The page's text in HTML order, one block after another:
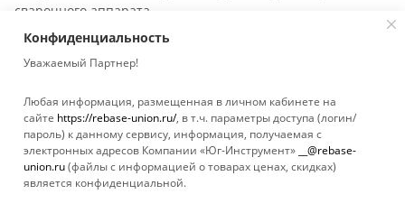
сварочного аппарата.
- Герметичное соединение частей трубопровода благодаря
сборке резьбовым способом.
- Многократная, до 10 раз сборка и разборка.
монтажу.
Комплектация:
Муфта комбинированная ДЖИЛЕКС 3/4" 20 мм с наружной
резьбой.
Конфиденциальность
Уважаемый Партнер!
Любая информация, размещенная в личном кабинете на
сайте https://rebase-union.ru/, в т.ч. параметры доступа (логин/
пароль) к данному сервису, информация, получаемая с
электронных адресов Компании «Юг-Инструмент»
__@rebase-
union.ru(файлы с информацией о товарах ценах, скидках)
является конфиденциальной.